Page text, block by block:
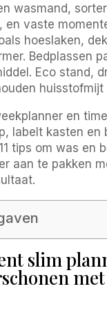
wasmand,
en vaste
hoeslaken,
Bedplassen
Eco stand,
huisstofmijt
en
labelt kasten en
tips om was en
aan te pakken
slim